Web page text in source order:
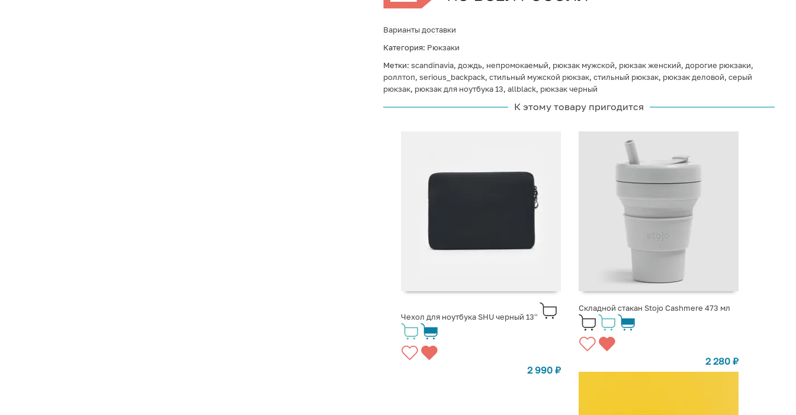
Варианты доставки
Категория: Рюкзаки
Метки: scandinavia, дождь, непромокаемый, рюкзак мужской, рюкзак женский, дорогие рюкзаки,
роллтоп, serious_backpack, стильный мужской рюкзак, стильный рюкзак, рюкзак деловой, серый
рюкзак, рюкзак для ноутбука 13, allblack, рюкзак черный
К этому товару пригодится
Чехол для ноутбука SHU черный 13''
2 990 ₽
Складной стакан Stojo Cashmere 473 мл
2 280 ₽